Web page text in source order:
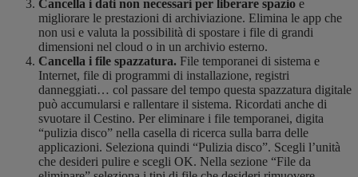
Cancella i dati non necessari per liberare spazio e
migliorare le prestazioni di archiviazione. Elimina le app che
non usi e valuta la possibilità di spostare i file di grandi
dimensioni nel cloud o in un archivio esterno.
Cancella i file spazzatura. File temporanei di sistema e
Internet, file di programmi di installazione, registri
danneggiati… col passare del tempo questa spazzatura digitale
può accumularsi e rallentare il sistema. Ricordati anche di
svuotare il Cestino. Per eliminare i file temporanei, digita
“pulizia disco” nella casella di ricerca sulla barra delle
applicazioni. Seleziona quindi “Pulizia disco”. Scegli l’unità
che desideri pulire e scegli OK. Nella sezione “File da